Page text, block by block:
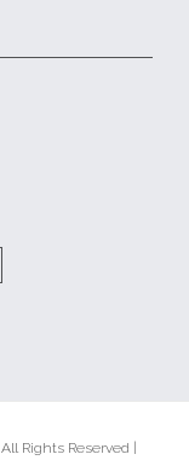
Rights Reserved |